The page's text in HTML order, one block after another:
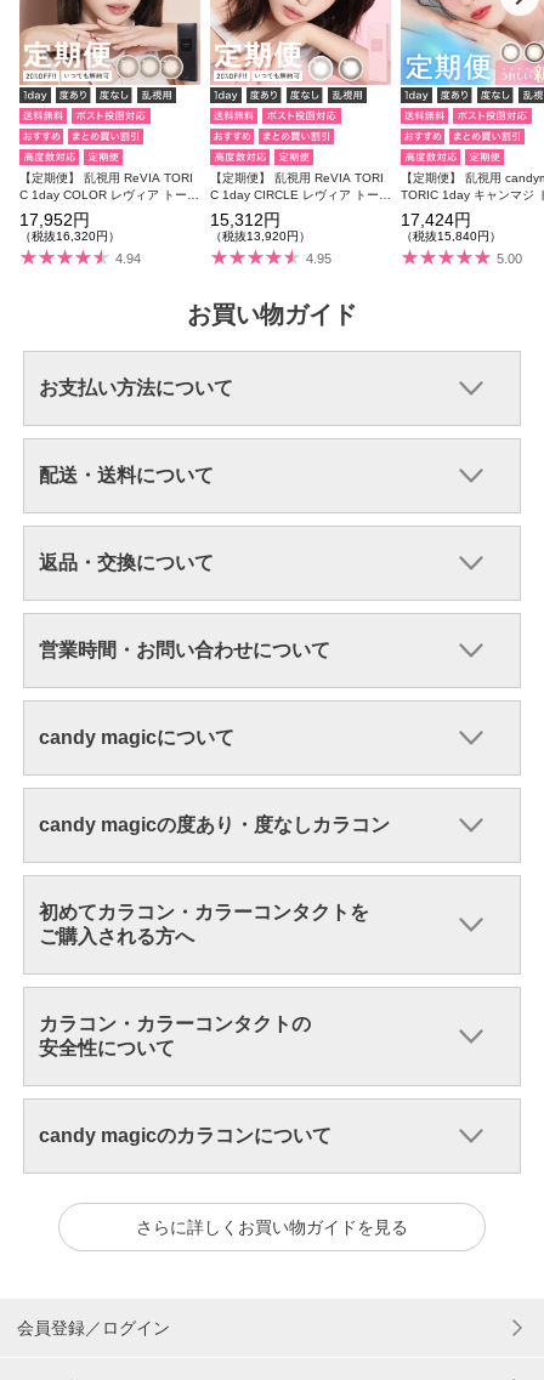
【定期便】 乱視用 ReVIA TORI
C 1day COLOR レヴィア トーリ
ック 12箱セット 1箱10枚入り 合
計120枚（CYL:-0.75D～-2.25
D）
17,952円
（税抜16,320円）
4.94
【定期便】 乱視用 ReVIA TORI
C 1day CIRCLE レヴィア トーリ
ック 12箱セット 1箱10枚入り 合
計120枚（CYL:-0.75D～-2.25
D）
15,312円
（税抜13,920円）
4.95
【定期便】 乱視用 candymagic
TORIC 1day キャンマジ
ック ブルーライトカット
ット 1箱10枚入り 合計
YL:-0.75D～-1.25D）
17,424円
（税抜15,840円）
5.00
お買い物ガイド
お支払い方法について
配送・送料について
返品・交換について
営業時間・お問い合わせについて
candy magicについて
candy magicの度あり・度なしカラコン
初めてカラコン・カラーコンタクトを
ご購入される方へ
カラコン・カラーコンタクトの
安全性について
candy magicのカラコンについて
さらに詳しくお買い物ガイドを見る
会員登録／ログイン